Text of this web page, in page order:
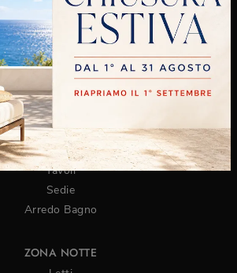
Cucine Classiche
ZONA GIORNO
Librerie
Pareti Attrezzate
Madie
Salotti
Composizioni Sospese
Tavoli
Sedie
Arredo Bagno
ZONA NOTTE